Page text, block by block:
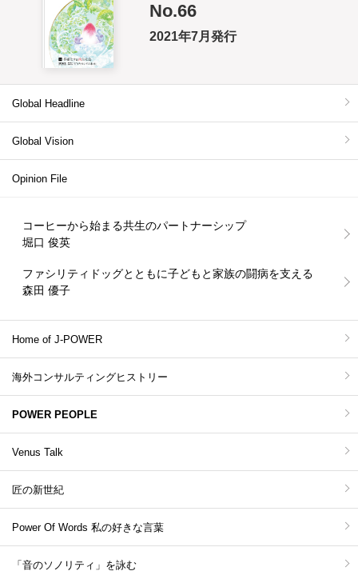
No.66
2021年7月発行
Global Headline
Global Vision
Opinion File
コーヒーから始まる共生のパートナーシップ
堀口 俊英
ファシリティドッグとともに子どもと家族の闘病を支える
森田 優子
Home of J-POWER
海外コンサルティングヒストリー
POWER PEOPLE
Venus Talk
匠の新世紀
Power Of Words 私の好きな言葉
「音のソノリティ」を詠む